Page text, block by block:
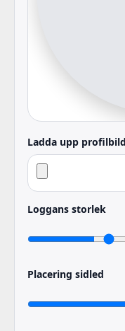
Ladda upp profilbild
Loggans storlek
Placering sidled